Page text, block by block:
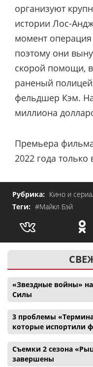
организуют
истории Лос-
момент операция
поэтому они
скорой помощи,
раненый
фельдшер Кэм.
миллиона
Премьера
2022 года только
Рубрика: Кино и
Теги: #Майкл Бэй
«Звездные войны»
Силы
3 проблемы
которые испортили
Съемки 2 сезона
завершены